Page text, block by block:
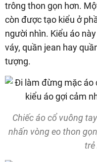
trông thon gọn hơn.
còn được tạo kiểu ở
người nhìn. Kiểu áo
váy, quần jean hay
tượng.
Chiếc áo cổ vuông
nhấn vòng eo thon
trẻ